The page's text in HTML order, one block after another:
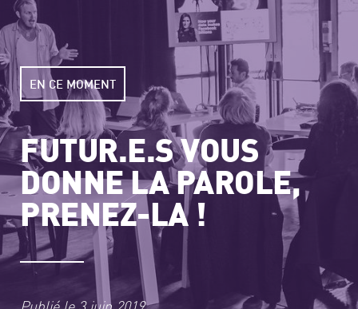
EN CE MOMENT
FUTUR.E.S VOUS
DONNE LA PAROLE,
PRENEZ-LA !